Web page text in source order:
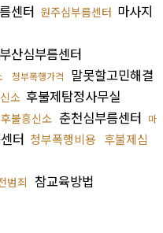
센터 원주심부름센터 마사지
부산심부름센터
청부폭행가격 말못할고민해결
소 후불제탐정사무실
후불흥신소 춘천심부름센터 마
터 청부폭행비용 후불제심
범죄 참교육방법